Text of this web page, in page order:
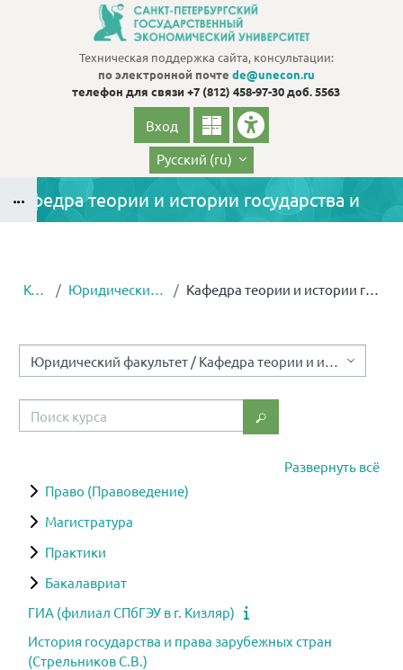
Перейти к основному содержанию
Техническая поддержка сайта, консультации:
по электронной почте de@unecon.ru
телефон для связи+7 (812) 458-97-30 доб. 5563
Вход
Русский ‎(ru)‎
Кафедра теории и истории государства и
Курсы Юридический факультет Кафедра теории и истории государства и права
Категории курсов
Поиск курса
Поиск курса
Развернуть всё
Право (Правоведение)
Магистратура
Практики
Бакалавриат
ГИА (филиал СПбГЭУ в г. Кизляр)
История государства и права зарубежных стран
(Стрельников С.В.)